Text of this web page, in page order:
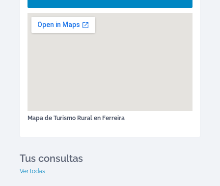
Mapa de Turismo Rural en Ferreira
Tus consultas
Ver todas